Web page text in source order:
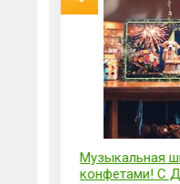
Музыкальная
конфетами! С